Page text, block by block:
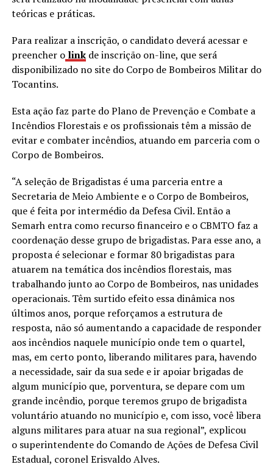
teóricas e práticas.
Para realizar a inscrição, o candidato deverá acessar e
preencher o linkde inscrição on-line, que será
disponibilizado no site do Corpo de Bombeiros Militar do
Tocantins.
Esta ação faz parte do Plano de Prevenção e Combate a
Incêndios Florestais e os profissionais têm a missão de
evitar e combater incêndios, atuando em parceria com o
Corpo de Bombeiros.
“A seleção de Brigadistas é uma parceria entre a
Secretaria de Meio Ambiente e o Corpo de Bombeiros,
que é feita por intermédio da Defesa Civil. Então a
Semarh entra como recurso financeiro e o CBMTO faz a
coordenação desse grupo de brigadistas. Para esse ano, a
proposta é selecionar e formar 80 brigadistas para
atuarem na temática dos incêndios florestais, mas
trabalhando junto ao Corpo de Bombeiros, nas unidades
operacionais. Têm surtido efeito essa dinâmica nos
últimos anos, porque reforçamos a estrutura de
resposta, não só aumentando a capacidade de responder
aos incêndios naquele município onde tem o quartel,
mas, em certo ponto, liberando militares para, havendo
a necessidade, sair da sua sede e ir apoiar brigadas de
algum município que, porventura, se depare com um
grande incêndio, porque teremos grupo de brigadista
voluntário atuando no município e, com isso, você libera
alguns militares para atuar na sua regional”, explicou
o superintendente do Comando de Ações de Defesa Civil
Estadual, coronel Erisvaldo Alves.